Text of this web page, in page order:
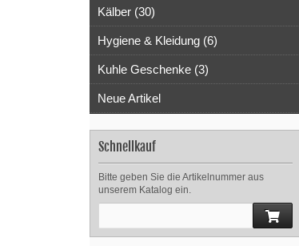
Kälber (30)
Hygiene & Kleidung (6)
Kuhle Geschenke (3)
Neue Artikel
Schnellkauf
Bitte geben Sie die Artikelnummer aus
unserem Katalog ein.